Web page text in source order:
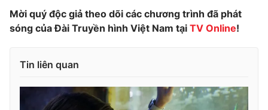
Mời quý độc giả theo dõi các chương trình đã phát
sóng của Đài Truyền hình Việt Nam tại TV Online!
Tin liên quan